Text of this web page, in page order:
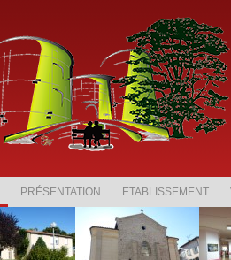
PRÉSENTATION ETABLISSEMENT